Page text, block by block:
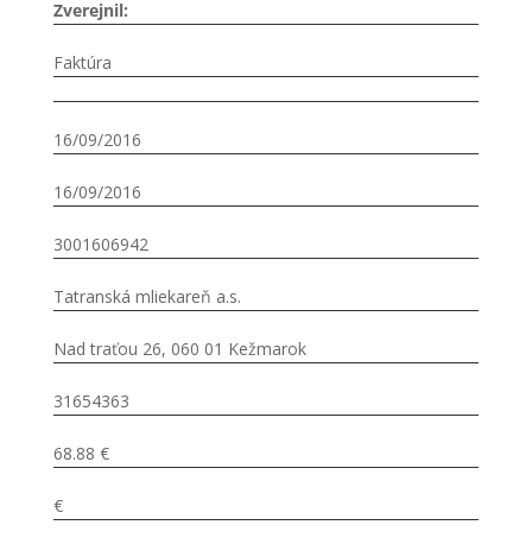
Zverejnil:
Faktúra
16/09/2016
16/09/2016
3001606942
Tatranská mliekareň a.s.
Nad traťou 26, 060 01 Kežmarok
31654363
68.88 €
€